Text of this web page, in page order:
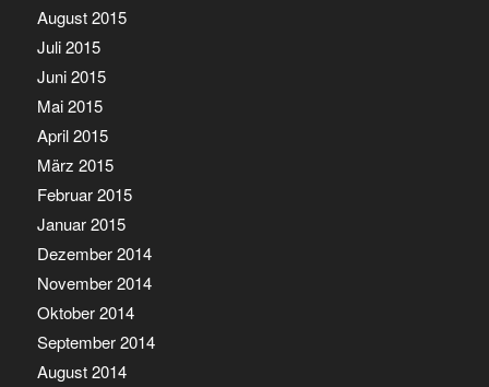
August 2015
Juli 2015
Juni 2015
Mai 2015
April 2015
März 2015
Februar 2015
Januar 2015
Dezember 2014
November 2014
Oktober 2014
September 2014
August 2014